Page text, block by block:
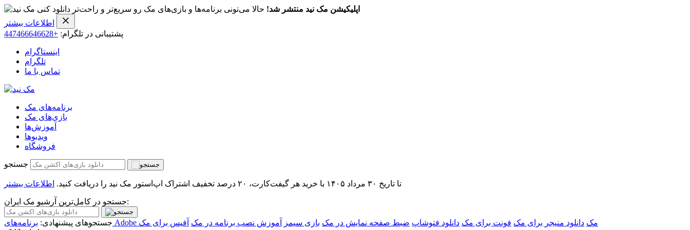
اپلیکیشن مک نید منتشر شد! حالا می‌تونی برنامه‌ها و بازی‌های مک رو سریع‌تر و راحت‌تر دانلود کنی
اطلاعات بیشتر
پشتیبانی در تلگرام: +447466646628
اینستاگرام
تلگرام
تماس با ما
برنامه‌های مک
بازی‌های مک
آموزش‌ها
ویدیو‌ها
فروشگاه
جستجو
تا تاریخ ۳۰ مرداد ۱۴۰۵ با خرید هر گیفت‌کارت، ۲۰ درصد تخفیف اشتراک اپ‌استور مک نید را دریافت کنید. اطلاعات بیشتر
جستجو در کامل‌ترین آرشیو مک ایران:
جستجوهای پیشنهادی: برنامه‌های Adobe مک دانلود منیجر برای مک فونت برای مک دانلود فتوشاپ ضبط صفحه نمایش در مک بازی سیمز آموزش نصب برنامه در مک آفیس برای مک